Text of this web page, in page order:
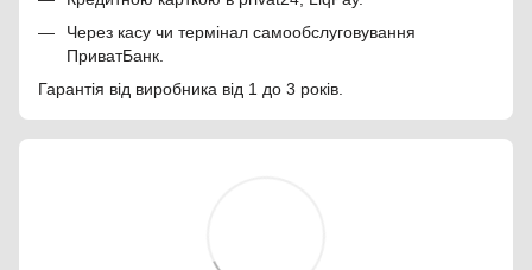
Через касу чи термінал самообслуговування
ПриватБанк.
Гарантія від виробника від 1 до 3 років.